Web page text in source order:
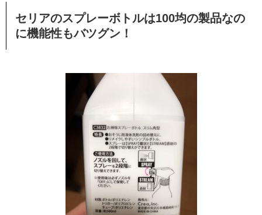
セリアのスプレーボトルは100均の製品なの
に機能性もバツグン！